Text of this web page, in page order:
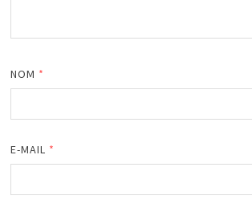
NOM *
E-MAIL *